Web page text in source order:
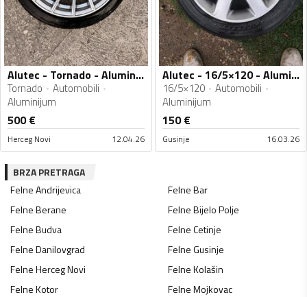
Alutec - Tornado - Aluminijum felne
Tornado
Automobili
Aluminijum
500€
Herceg Novi 12.04.26
Alutec - 16/5×120 - Aluminijum felne
16/5×120
Automobili
Aluminijum
150€
Gusinje 16.03.26
BRZA PRETRAGA
FelneAndrijevica FelneBar
FelneBerane FelneBijelo Polje
FelneBudva FelneCetinje
FelneDanilovgrad FelneGusinje
FelneHerceg Novi FelneKolašin
FelneKotor FelneMojkovac